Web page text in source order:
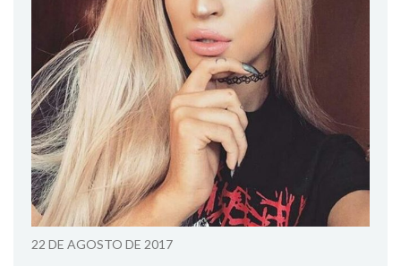
22 DE AGOSTO DE 2017